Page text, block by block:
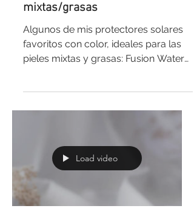
mixtas/grasas
Algunos de mis protectores solares
favoritos con color, ideales para las
pieles mixtas y grasas: Fusion Water
Load video